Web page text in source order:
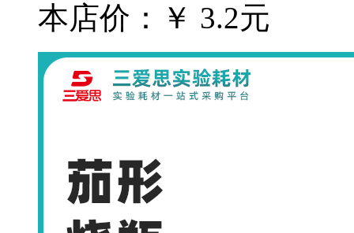
本店价：￥ 3.2元